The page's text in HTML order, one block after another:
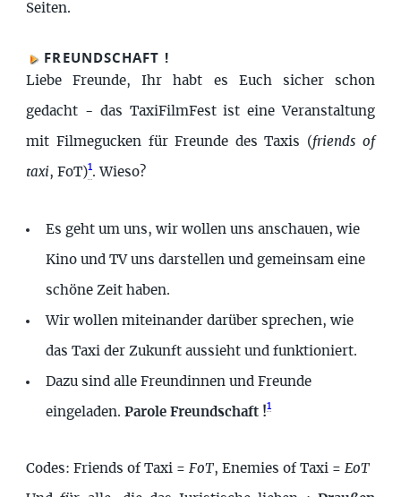
Seiten.
FREUNDSCHAFT !
Liebe Freunde, Ihr habt es Euch sicher schon
gedacht - das TaxiFilmFest ist eine Veranstaltung
mit Filmegucken für Freunde des Taxis ( friends of
taxi, FoT)1 . Wieso?
Es geht um uns, wir wollen uns anschauen, wie
Kino und TV uns darstellen und gemeinsam eine
schöne Zeit haben.
Wir wollen miteinander darüber sprechen, wie
das Taxi der Zukunft aussieht und funktioniert.
Dazu sind alle Freundinnen und Freunde
eingeladen.Parole Freundschaft !1
Codes: Friends of Taxi = FoT, Enemies of Taxi = EoT